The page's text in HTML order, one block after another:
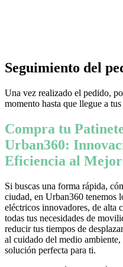
Seguimiento del
Una vez realizado el pedido,
momento hasta que llegue a tus
Compra tu
Urban360:
Eficiencia al
Si buscas una forma rápida,
ciudad, en Urban360 tenemos
eléctricos innovadores, de alta
todas tus necesidades de
reducir tus tiempos de
al cuidado del medio ambiente,
solución perfecta para ti.